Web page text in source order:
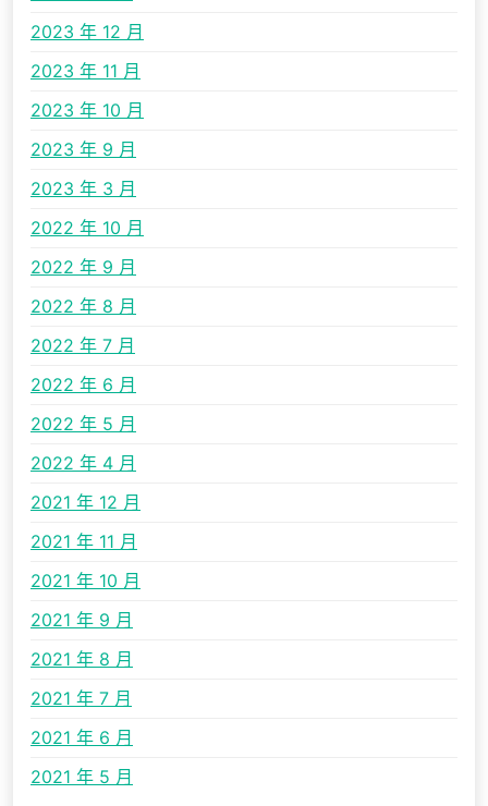
2023 年 12 月
2023 年 11 月
2023 年 10 月
2023 年 9 月
2023 年 3 月
2022 年 10 月
2022 年 9 月
2022 年 8 月
2022 年 7 月
2022 年 6 月
2022 年 5 月
2022 年 4 月
2021 年 12 月
2021 年 11 月
2021 年 10 月
2021 年 9 月
2021 年 8 月
2021 年 7 月
2021 年 6 月
2021 年 5 月